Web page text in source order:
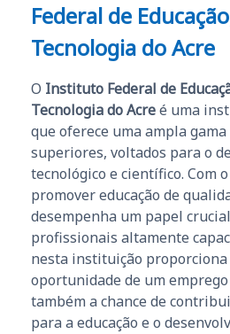
Federal de
Tecnologia do Acre
O Instituto Federal de
Tecnologia do Acreé uma
que oferece uma ampla
superiores, voltados para o
tecnológico e científico. Com
promover educação de
desempenha um papel
profissionais altamente
nesta instituição proporciona
oportunidade de um
também a chance de
para a educação e o